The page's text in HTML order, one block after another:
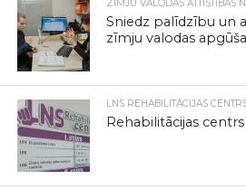
ZĪMJU VALODAS ATTĪSTĪBAS
Sniedz palīdzību un
zīmju valodas
LNS REHABILITĀCIJAS
Rehabilitācijas centrs